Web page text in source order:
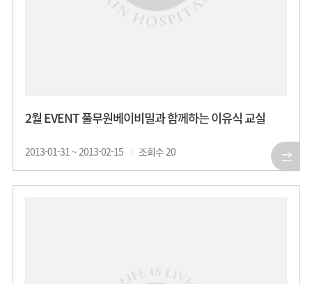
2월 EVENT 풀무원베이비밀과 함께하는 이유식 교실
2013-01-31 ~ 2013-02-15 조회수20